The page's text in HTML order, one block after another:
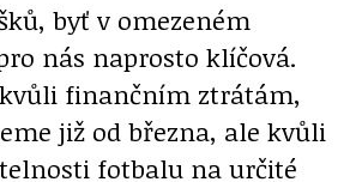
byť v omezeném
nás naprosto klíčová.
finančním ztrátám,
již od března, ale kvůli
fotbalu na určité